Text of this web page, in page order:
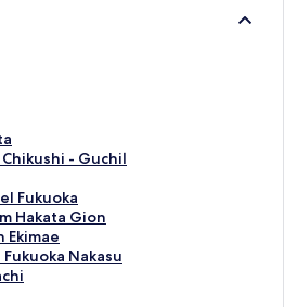
- GuchiⅠ
Fukuoka
Hakata Gion
Ekimae
Nakasu